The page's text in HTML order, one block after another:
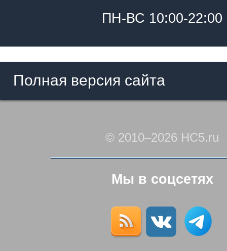
ПН-ВС 10:00-22:00
Полная версия сайта
© 2010–2026 HC5.ru
Мы в соцсетях